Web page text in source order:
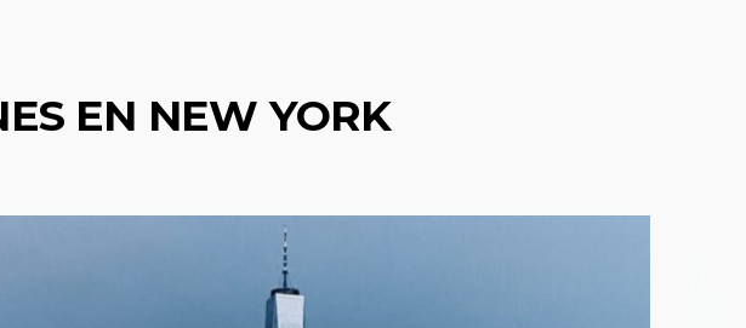
EN NEW YORK